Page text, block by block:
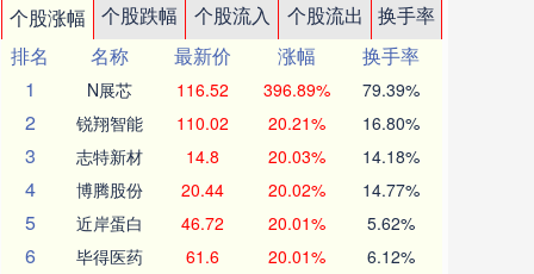
个股涨幅 个股跌幅 个股流入 个股流出
换手率
排名
名称 最新价 涨幅
换手率
1
N展芯 116.52 396.89% 79.39%
2 锐翔智能 110.02 20.21% 16.80%
3 志特新材 14.8 20.03% 14.18%
4 博腾股份 20.44 20.02% 14.77%
5 近岸蛋白 46.72 20.01% 5.62%
6 毕得医药 61.6 20.01% 6.12%